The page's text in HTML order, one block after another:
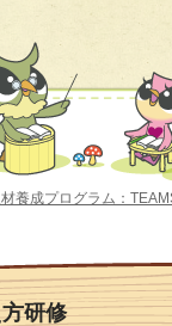
養成プログラム：
研修